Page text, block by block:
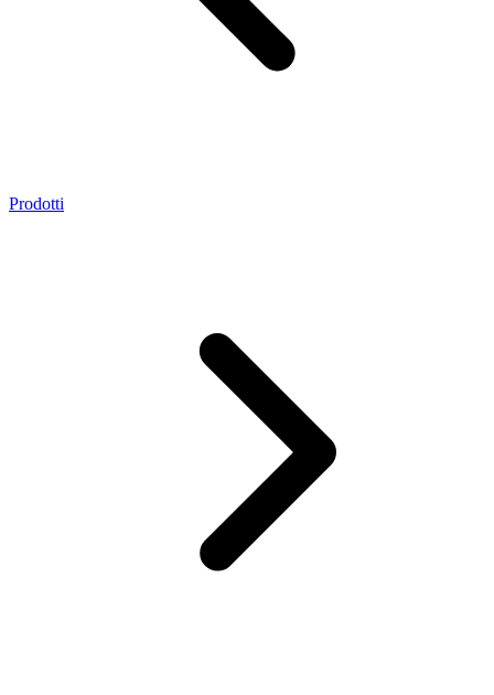
Prodotti